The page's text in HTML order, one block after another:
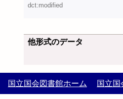
dct:modified
他形式のデータ
国立国会図書館ホーム 国立国